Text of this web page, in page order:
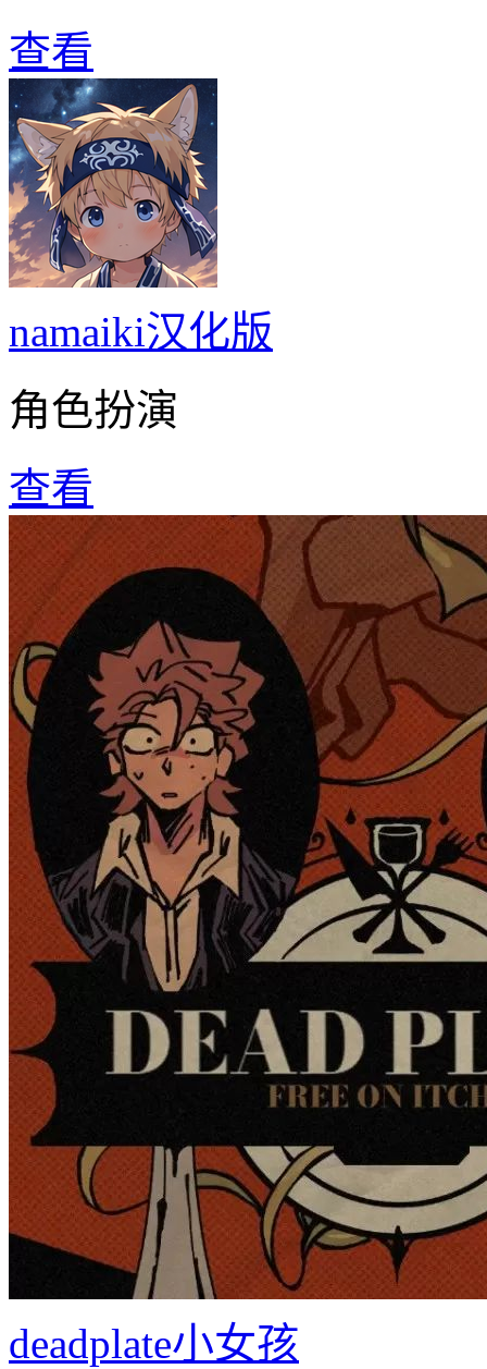
查看
namaiki汉化版
角色扮演
查看
deadplate小女孩